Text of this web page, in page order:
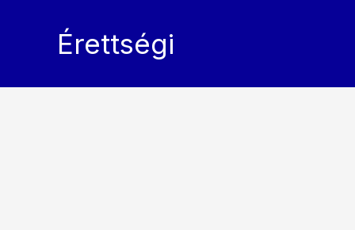
Érettségi